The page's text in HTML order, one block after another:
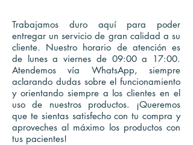
Trabajamos duro aquí para poder
entregar un servicio de gran calidad a su
cliente. Nuestro horario de atención es
de lunes a viernes de 09:00 a 17:00.
Atendemos vía WhatsApp, siempre
aclarando dudas sobre el funcionamiento
y orientando siempre a los clientes en el
uso de nuestros productos. ¡Queremos
que te sientas satisfecho con tu compra y
aproveches al máximo los productos con
tus pacientes!